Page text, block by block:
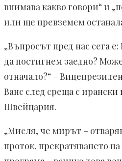
внимава какво говори“ и
или ще превземем
„Въпросът пред нас сега
да постигнем заедно?
отначало?“ –
Ванс след среща с ирански
Швейцария.
„Мисля, че мирът –
проток, прекратяването